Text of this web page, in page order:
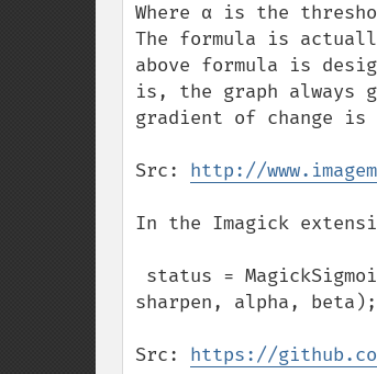
Where α is the
The formula is
above formula is
is, the graph always
gradient of change
Src: http://
In the Imagick
sharpen, alpha, beta);
Src: https://